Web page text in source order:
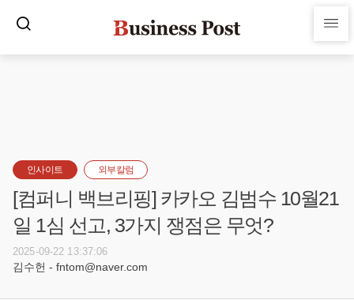
인사이트 외부칼럼
[컴퍼니 백브리핑] 카카오 김범수 10월21
일 1심 선고, 3가지 쟁점은 무엇?
2025-09-22 13:37:06
김수헌 - fntom@naver.com